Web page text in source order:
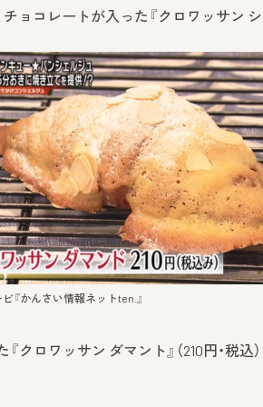
ョコレートが入った『クロワッサン ショ
ビ『かんさい情報ネットten.』
クロワッサン ダマント』（210円・税